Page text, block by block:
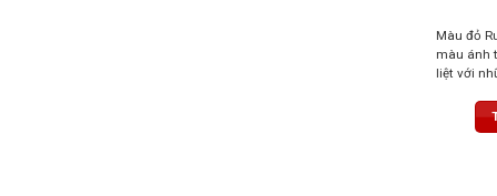
Màu đỏ
màu ánh
liệt với
đen, quả